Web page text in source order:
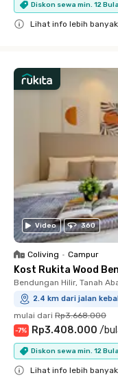
Diskon sewa min. 12
Lihat info lebih banyak
Video 360
Coliving • Campur
Kost Rukita Wood
Bendungan Hilir, Tanah
2.4 km dari jalan
mulai dari Rp3.668.000
-7% Rp3.408.000 /
Diskon sewa min. 12
Lihat info lebih banyak